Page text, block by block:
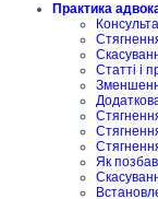
Практика
Статті і
Як